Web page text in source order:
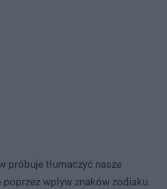
próbuje tłumaczyć nasze
wpływ znaków zodiaku.